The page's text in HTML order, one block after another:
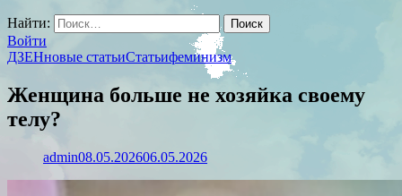
Найти:
Войти
ДЗЕНновые статьиСтатьифеминизм
Женщина больше не хозяйка своему
телу?
admin08.05.202606.05.2026